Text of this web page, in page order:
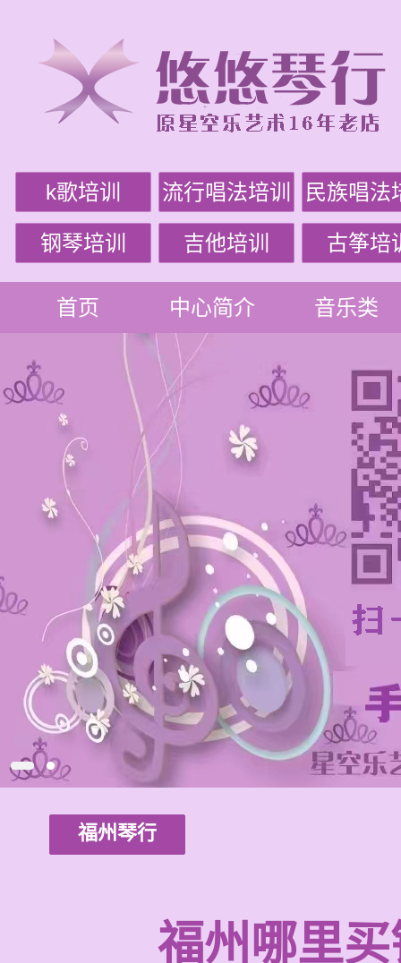
k歌培训 流行唱法培训 民族唱法
钢琴培训 吉他培训 古筝培
首页 中心简介 音乐类
福州琴行
福州哪里